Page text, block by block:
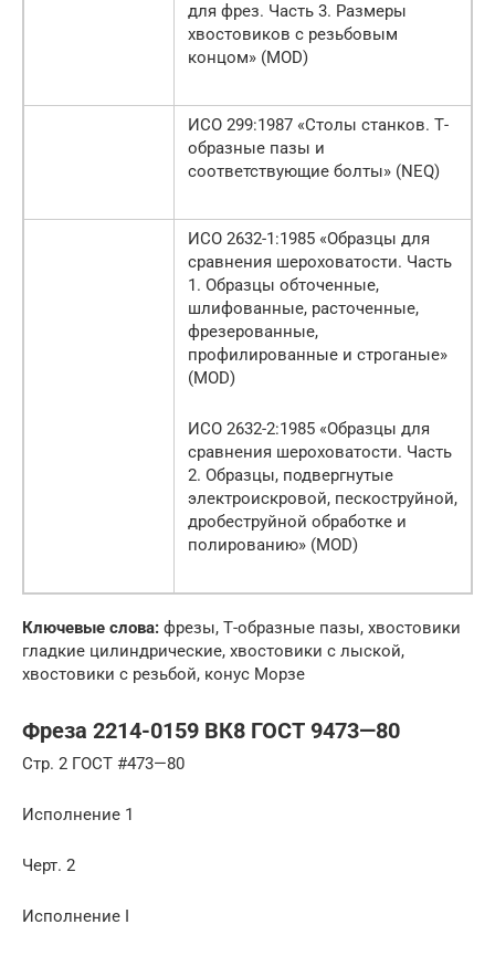
для фрез. Часть 3. Размеры
хвостовиков с резьбовым
концом» (MOD)
ИСО 299:1987 «Столы станков. Т-
образные пазы и
соответствующие болты» (NEQ)
ИСО 2632-1:1985 «Образцы для
сравнения шероховатости. Часть
1. Образцы обточенные,
шлифованные, расточенные,
фрезерованные,
профилированные и строганые»
(MOD)
ИСО 2632-2:1985 «Образцы для
сравнения шероховатости. Часть
2. Образцы, подвергнутые
электроискровой, пескоструйной,
дробеструйной обработке и
полированию» (MOD)
Ключевые слова: фрезы, Т-образные пазы, хвостовики
гладкие цилиндрические, хвостовики с лыской,
хвостовики с резьбой, конус Морзе
Фреза 2214-0159 ВК8 ГОСТ 9473—80
Стр. 2 ГОСТ #473—80
Исполнение 1
Черт. 2
Исполнение I